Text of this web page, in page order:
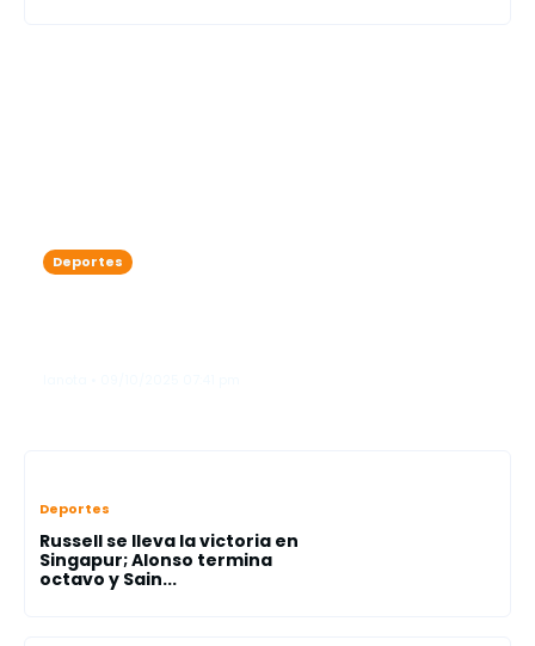
Deportes
Deportes
Russell se lleva la victoria en
Singapur; Alonso termina
octavo y Sain...